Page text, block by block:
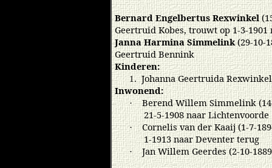
Bernard Engelbertus Rexwinkel
Geertruid Kobes, trouwt op 1-3-1901
Janna Harmina Simmelink(29-10-
Geertruid Bennink
Kinderen:
1. Johanna Geertruida
Inwonend:
·
Berend Willem Simmelink
21-5-1908 naar Lichtenvoorde
·
Cornelis van der Kaaij (1-7-
1-1913 naar Deventer terug
·
Jan Willem Geerdes (2-10-